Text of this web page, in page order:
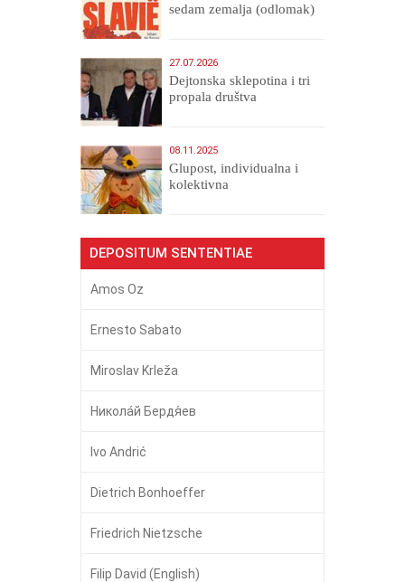
sedam zemalja (odlomak)
27.07.2026
Dejtonska sklepotina i tri
propala društva
08.11.2025
Glupost, individualna i
kolektivna
DEPOSITUM SENTENTIAE
Amos Oz
Ernesto Sabato
Miroslav Krleža
Никола́й Бердя́ев
Ivo Andrić
Dietrich Bonhoeffer
Friedrich Nietzsche
Filip David (English)